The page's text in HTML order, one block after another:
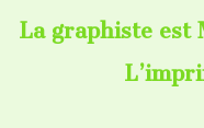
La graphiste est